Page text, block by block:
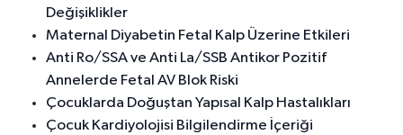
Değişiklikler
Maternal Diyabetin Fetal Kalp Üzerine Etkileri
Anti Ro/SSA ve Anti La/SSB Antikor Pozitif
Annelerde Fetal AV Blok Riski
Çocuklarda Doğuştan Yapısal Kalp Hastalıkları
Çocuk Kardiyolojisi Bilgilendirme İçeriği